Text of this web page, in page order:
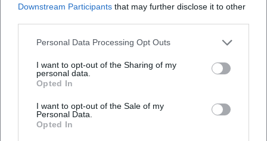
Downstream Participants that may further disclose it to other
Personal Data Processing Opt Outs
I want to opt-out of the Sharing of my
personal data.
Opted In
I want to opt-out of the Sale of my
Personal Data.
Opted In
Wie viel kostet der Eintritt?
Gibt es Parkmöglichkeiten in der Nähe?
Ist der Flohmarkt wetterabhängig?